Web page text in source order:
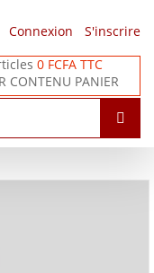
Connexion
S'inscrire
0 FCFA TTC
CONTENU PANIER